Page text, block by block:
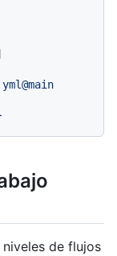
de flujos